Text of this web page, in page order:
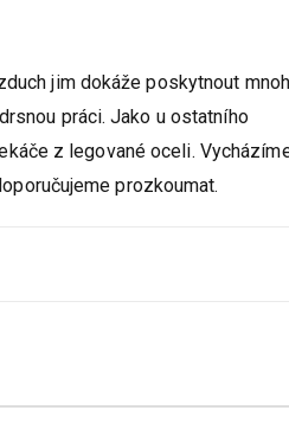
jim dokáže poskytnout
práci. Jako u ostatního
z legované oceli.
prozkoumat.